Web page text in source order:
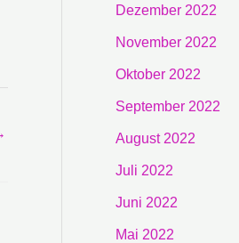
Dezember 2022
November 2022
Oktober 2022
September 2022
August 2022
Juli 2022
Juni 2022
Mai 2022